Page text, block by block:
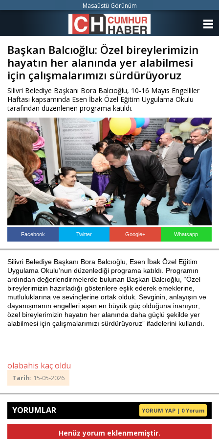
Başkan Balcıoğlu: Özel bireylerimizin
hayatın her alanında yer alabilmesi
için çalışmalarımızı sürdürüyoruz
Silivri Belediye Başkanı Bora Balcıoğlu, 10-16 Mayıs Engelliler
Haftası kapsamında Esen İbak Özel Eğitim Uygulama Okulu
tarafından düzenlenen programa katıldı.
Facebook Twitter Google+ Whatsapp
Silivri Belediye Başkanı Bora Balcıoğlu, Esen İbak Özel Eğitim
Uygulama Okulu’nun düzenlediği programa katıldı. Programın
ardından değerlendirmelerde bulunan Başkan Balcıoğlu, “Özel
bireylerimizin hazırladığı gösterilere eşlik ederek emeklerine,
mutluluklarına ve sevinçlerine ortak olduk. Sevginin, anlayışın ve
dayanışmanın engelleri aşan en büyük güç olduğuna inanıyor;
özel bireylerimizin hayatın her alanında daha güçlü şekilde yer
alabilmesi için çalışmalarımızı sürdürüyoruz” ifadelerini kullandı.
olabahis kaç oldu
Tarih: 15-05-2026
YORUMLAR YORUM YAP | 0 Yorum
Henüz yorum eklenmemiştir.
Masaüstü Görünüm
KATEGORİLER
ANKETLER
FOTO GALERİ
VİDEO GALERİ
KÜNYE
İLETİŞİM